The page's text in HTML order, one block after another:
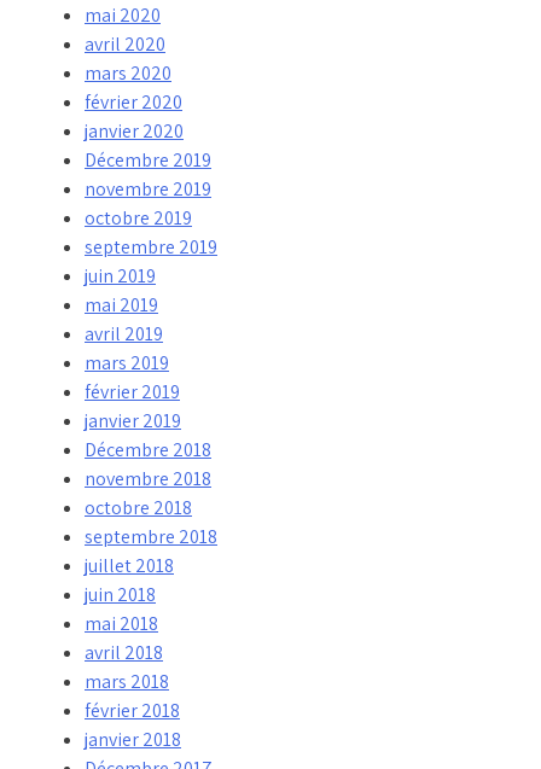
mai 2020
avril 2020
mars 2020
février 2020
janvier 2020
Décembre 2019
novembre 2019
octobre 2019
septembre 2019
juin 2019
mai 2019
avril 2019
mars 2019
février 2019
janvier 2019
Décembre 2018
novembre 2018
octobre 2018
septembre 2018
juillet 2018
juin 2018
mai 2018
avril 2018
mars 2018
février 2018
janvier 2018